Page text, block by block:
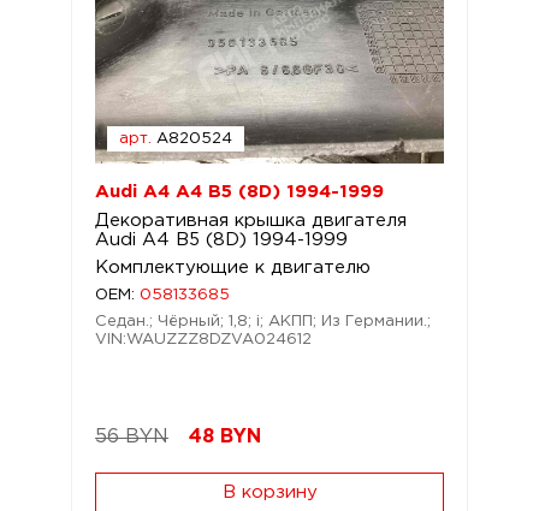
арт. A820524
Audi A4 A4 B5 (8D) 1994-1999
Декоративная крышка двигателя
Audi A4 B5 (8D) 1994-1999
Комплектующие к двигателю
OEM: 058133685
Седан.; Чёрный; 1,8; i; АКПП; Из Германии.;
VIN:WAUZZZ8DZVA024612
56 BYN 48 BYN
В корзину